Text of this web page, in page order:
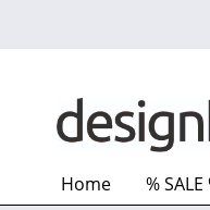
Home % SALE